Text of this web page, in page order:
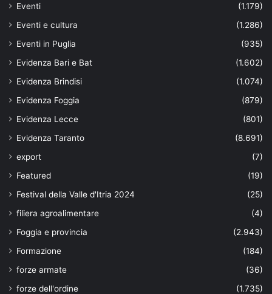
Eventi
(1.179)
Eventi e cultura
(1.286)
Eventi in Puglia
(935)
Evidenza Bari e Bat
(1.602)
Evidenza Brindisi
(1.074)
Evidenza Foggia
(879)
Evidenza Lecce
(801)
Evidenza Taranto
(8.691)
export
(7)
Featured
(19)
Festival della Valle d'Itria 2024
(25)
filiera agroalimentare
(4)
Foggia e provincia
(2.943)
Formazione
(184)
forze armate
(36)
forze dell'ordine
(1.735)